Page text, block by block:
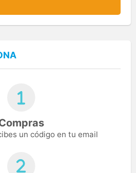
un código en tu email